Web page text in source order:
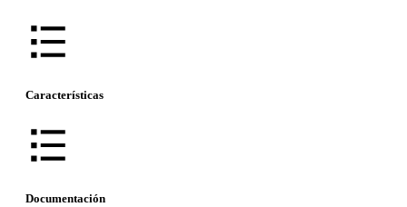
Características
Documentación